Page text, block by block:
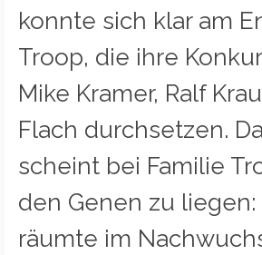
konnte sich klar am
Troop, die ihre
Mike Kramer, Ralf
Flach durchsetzen.
scheint bei Familie
den Genen zu liegen:
räumte im